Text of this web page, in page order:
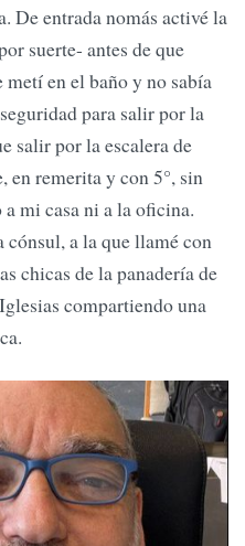
De entrada nomás activé la
suerte- antes de que
en el baño y no sabía
para salir por la
salir por la escalera de
en remerita y con 5°, sin
mi casa ni a la oficina.
a la que llamé con
chicas de la panadería de
compartiendo una